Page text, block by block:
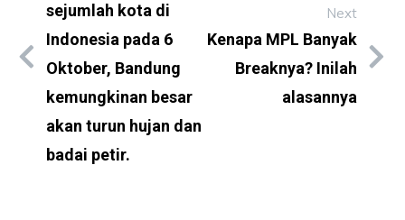
sejumlah kota di
Indonesia pada 6
Oktober, Bandung
kemungkinan besar
akan turun hujan dan
badai petir.
Next
Kenapa MPL Banyak
Breaknya? Inilah
alasannya